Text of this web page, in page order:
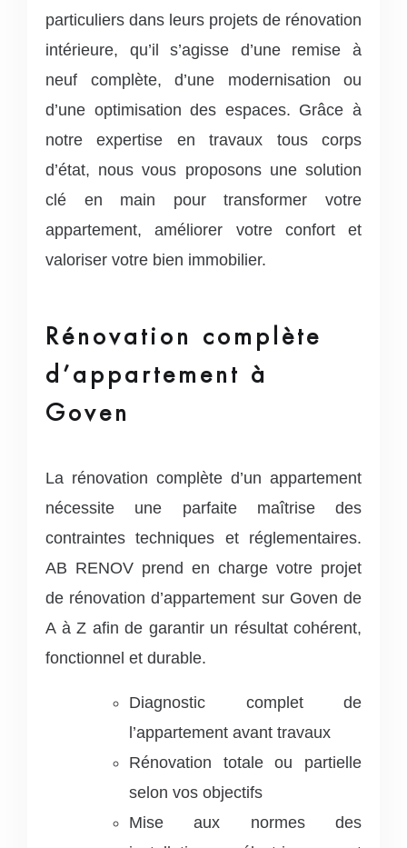
particuliers dans leurs projets de rénovation
intérieure, qu’il s’agisse d’une remise à
neuf complète, d’une modernisation ou
d’une optimisation des espaces. Grâce à
notre expertise en travaux tous corps
d’état, nous vous proposons une solution
clé en main pour transformer votre
appartement, améliorer votre confort et
valoriser votre bien immobilier.
Rénovation complète
d’appartement à
Goven
La rénovation complète d’un appartement
nécessite une parfaite maîtrise des
contraintes techniques et réglementaires.
AB RENOV prend en charge votre projet
de rénovation d’appartement sur Goven de
A à Z afin de garantir un résultat cohérent,
fonctionnel et durable.
Diagnostic complet de
l’appartement avant travaux
Rénovation totale ou partielle
selon vos objectifs
Mise aux normes des